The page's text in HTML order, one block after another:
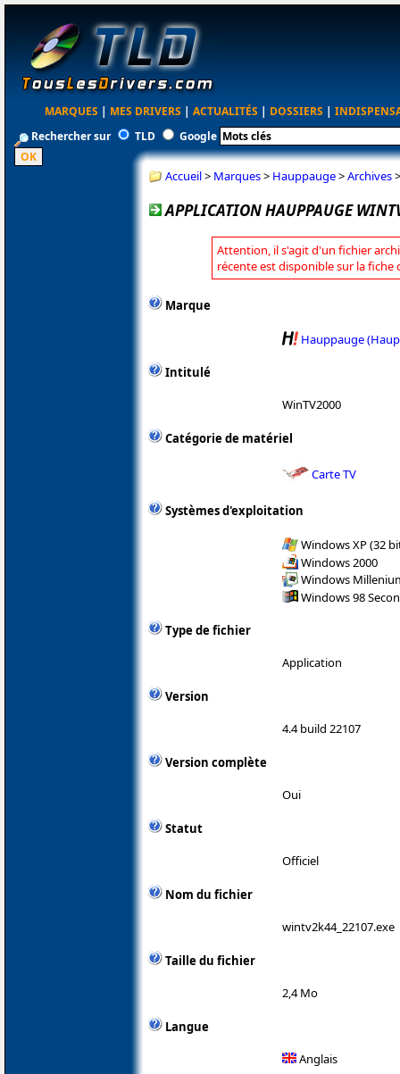
MARQUES | MES DRIVERS | ACTUALITÉS | DOSSIERS |
Rechercher sur
TLD Google
Accueil> Marques> Hauppauge>Archives
APPLICATION HAUPPAUGE
Attention, il s'agit d'un fichier
récente est disponible sur la fiche
Marque
Hauppauge
Intitulé
WinTV2000
Catégorie de matériel
Carte TV
Systèmes d'exploitation
Windows XP (32
Windows 2000
Windows
Windows 98
Type de fichier
Application
Version
4.4 build 22107
Version complète
Oui
Statut
Officiel
Nom du fichier
wintv2k44_22107.exe
Taille du fichier
2,4 Mo
Langue
Anglais